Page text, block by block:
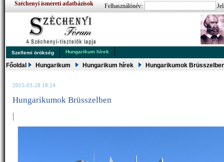
Széchenyi ismereti adatbázisok Felhasználónév:
Szellemi örökség Hungarikum hírek
Főoldal Hungarikum Hungarikum hírek Hungarikumok
2015-03-28 18:24
Hungarikumok Brüsszelben
|